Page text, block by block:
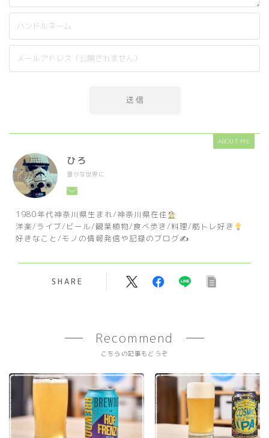
ABOUT ME
ひろ
豊かな世界に
1980年代神奈川県生まれ/神奈川県在住
洋楽/ライブ/ビール/観葉植物/食べ歩き/料理/筋トレ好き
好きなこと/モノの情報発信や記録のブログ✍️
SHARE
Recommend
こちらの記事もどうぞ